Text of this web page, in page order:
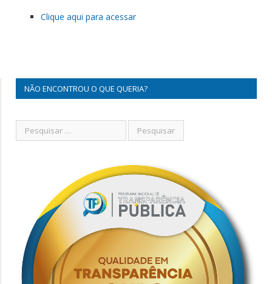
Clique aqui para acessar
NÃO ENCONTROU O QUE QUERIA?